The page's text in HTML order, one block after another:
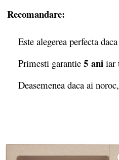
Recomandare:
Este alegerea perfecta
Primesti garantie 5 ani iar
Deasemenea daca ai